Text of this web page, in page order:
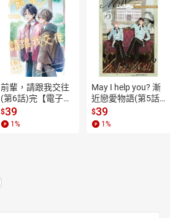
前輩，請跟我交往
(第6話)完【電子
書】
$39
1 %
May I help you? 漸
近戀愛物語(第5話)
【電子書】
$39
1 %